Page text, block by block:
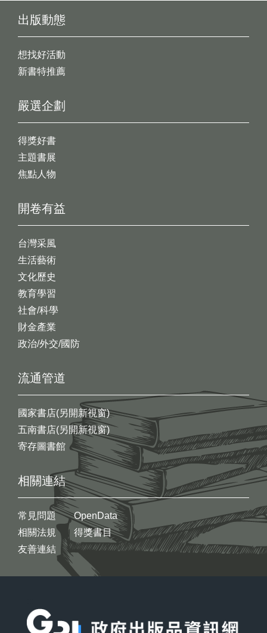
出版動態
想找好活動
新書特推薦
開卷有益
台灣采風
生活藝術
文化歷史
教育學習
社會/科學
財金產業
政治/外交/國防
嚴選企劃
得獎好書
主題書展
焦點人物
流通管道
國家書店(另開新視窗)
五南書店(另開新視窗)
寄存圖書館
相關連結
常見問題
相關法規
友善連結
OpenData
得獎書目